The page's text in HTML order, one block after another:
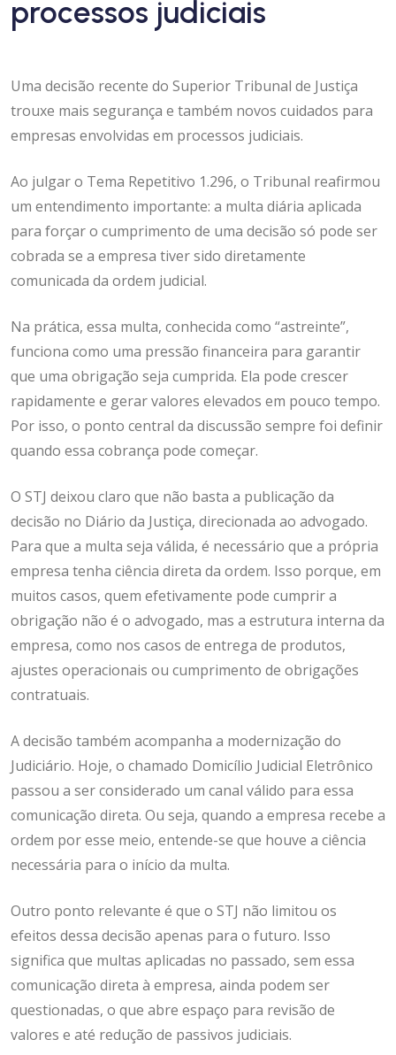
processos judiciais
Uma decisão recente do Superior Tribunal de Justiça
trouxe mais segurança e também novos cuidados para
empresas envolvidas em processos judiciais.
Ao julgar o Tema Repetitivo 1.296, o Tribunal reafirmou
um entendimento importante: a multa diária aplicada
para forçar o cumprimento de uma decisão só pode ser
cobrada se a empresa tiver sido diretamente
comunicada da ordem judicial.
Na prática, essa multa, conhecida como “astreinte”,
funciona como uma pressão financeira para garantir
que uma obrigação seja cumprida. Ela pode crescer
rapidamente e gerar valores elevados em pouco tempo.
Por isso, o ponto central da discussão sempre foi definir
quando essa cobrança pode começar.
O STJ deixou claro que não basta a publicação da
decisão no Diário da Justiça, direcionada ao advogado.
Para que a multa seja válida, é necessário que a própria
empresa tenha ciência direta da ordem. Isso porque, em
muitos casos, quem efetivamente pode cumprir a
obrigação não é o advogado, mas a estrutura interna da
empresa, como nos casos de entrega de produtos,
ajustes operacionais ou cumprimento de obrigações
contratuais.
A decisão também acompanha a modernização do
Judiciário. Hoje, o chamado Domicílio Judicial Eletrônico
passou a ser considerado um canal válido para essa
comunicação direta. Ou seja, quando a empresa recebe a
ordem por esse meio, entende-se que houve a ciência
necessária para o início da multa.
Outro ponto relevante é que o STJ não limitou os
efeitos dessa decisão apenas para o futuro. Isso
significa que multas aplicadas no passado, sem essa
comunicação direta à empresa, ainda podem ser
questionadas, o que abre espaço para revisão de
valores e até redução de passivos judiciais.